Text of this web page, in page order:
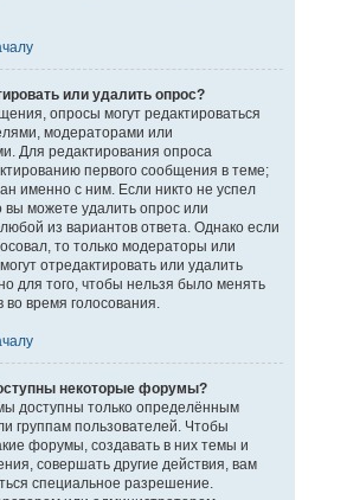
или удалить опрос?
опросы могут редактироваться
модераторами или
Для редактирования опроса
первого сообщения в теме;
именно с ним. Если никто не успел
вы можете удалить опрос или
из вариантов ответа. Однако если
то только модераторы или
отредактировать или удалить
для того, чтобы нельзя было менять
во время голосования.
некоторые форумы?
доступны только определённым
группам пользователей. Чтобы
форумы, создавать в них темы и
совершать другие действия, вам
специальное разрешение.